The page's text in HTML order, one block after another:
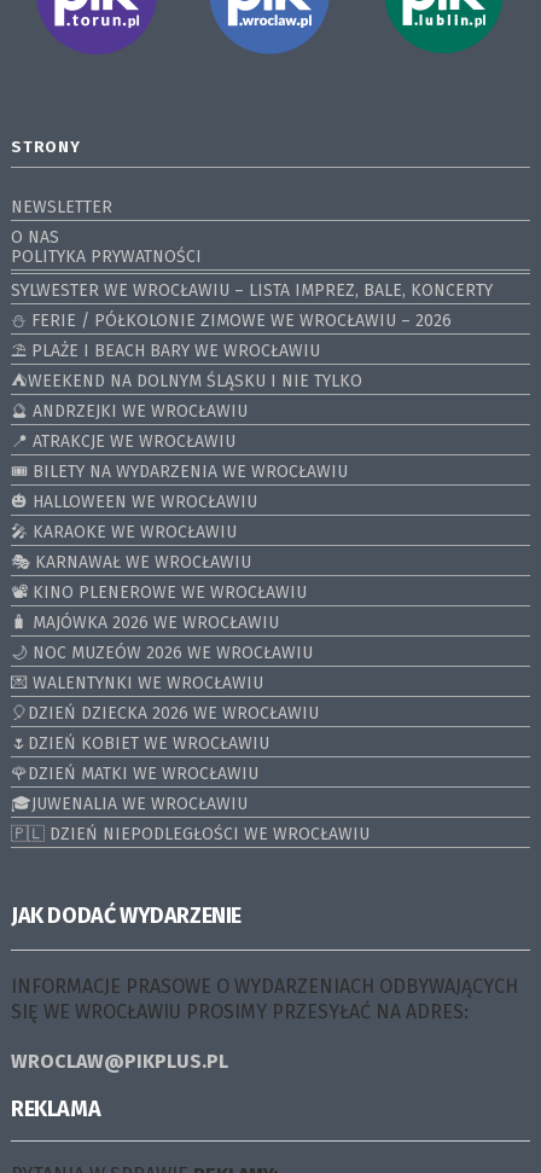
STRONY
NEWSLETTER
O NAS
POLITYKA PRYWATNOŚCI
SYLWESTER WE WROCŁAWIU – LISTA IMPREZ, BALE, KONCERTY
⛄️ FERIE / PÓŁKOLONIE ZIMOWE WE WROCŁAWIU – 2026
⛱️ PLAŻE I BEACH BARY WE WROCŁAWIU
⛺️WEEKEND NA DOLNYM ŚLĄSKU I NIE TYLKO
🔮 ANDRZEJKI WE WROCŁAWIU
📍 ATRAKCJE WE WROCŁAWIU
🎟️ BILETY NA WYDARZENIA WE WROCŁAWIU
🎃 HALLOWEEN WE WROCŁAWIU
🎤 KARAOKE WE WROCŁAWIU
🎭 KARNAWAŁ WE WROCŁAWIU
📽️ KINO PLENEROWE WE WROCŁAWIU
🧳 MAJÓWKA 2026 WE WROCŁAWIU
🌙 NOC MUZEÓW 2026 WE WROCŁAWIU
💌 WALENTYNKI WE WROCŁAWIU
🎈DZIEŃ DZIECKA 2026 WE WROCŁAWIU
🌷DZIEŃ KOBIET WE WROCŁAWIU
🌹DZIEŃ MATKI WE WROCŁAWIU
🎓JUWENALIA WE WROCŁAWIU
🇵🇱 DZIEŃ NIEPODLEGŁOŚCI WE WROCŁAWIU
JAK DODAĆ WYDARZENIE
INFORMACJE PRASOWE O WYDARZENIACH ODBYWAJĄCYCH
SIĘ WE WROCŁAWIU PROSIMY PRZESYŁAĆ NA ADRES:
WROCLAW@PIKPLUS.PL
REKLAMA